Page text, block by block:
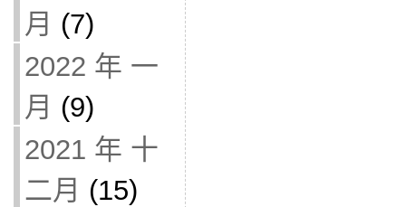
月 (7)
2022 年 一
月 (9)
2021 年 十
二月 (15)